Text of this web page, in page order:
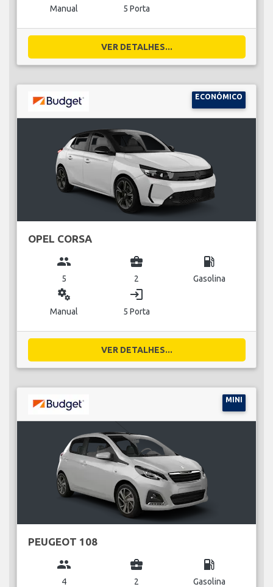
Manual 5 Porta
VER DETALHES...
ECONÓMICO
OPEL CORSA
group
5
business_center
2
local_gas_station
Gasolina
miscellaneous_services
Manual
login
5 Porta
VER DETALHES...
MINI
PEUGEOT 108
group
4
business_center
2
local_gas_station
Gasolina